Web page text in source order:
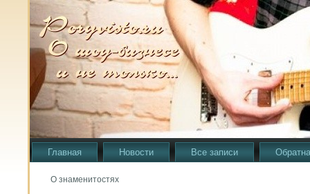
Главная Новости Все записи
О знаменитостях